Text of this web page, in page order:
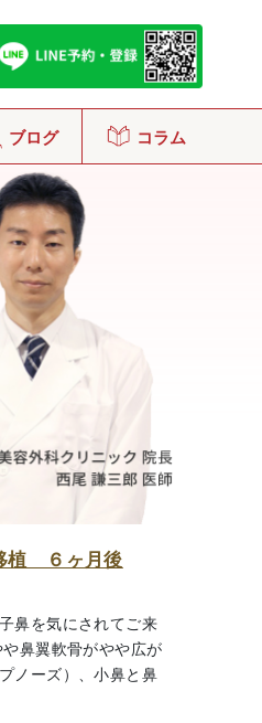
ブログ コラム
植 ６ヶ月後
鼻を気にされてご来
鼻翼軟骨がやや広が
ノーズ）、小鼻と鼻